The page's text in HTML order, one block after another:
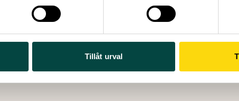
Tillåt urval